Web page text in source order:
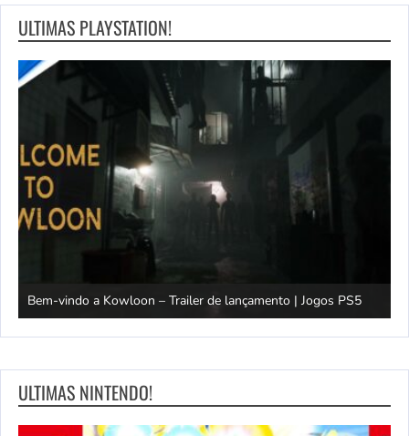
ULTIMAS PLAYSTATION!
Bem-vindo a Kowloon – Trailer de lançamento | Jogos PS5
ULTIMAS NINTENDO!